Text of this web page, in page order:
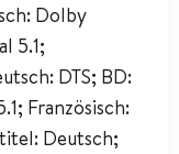
Dolby
5.1;
DTS; BD:
Französisch:
Deutsch;